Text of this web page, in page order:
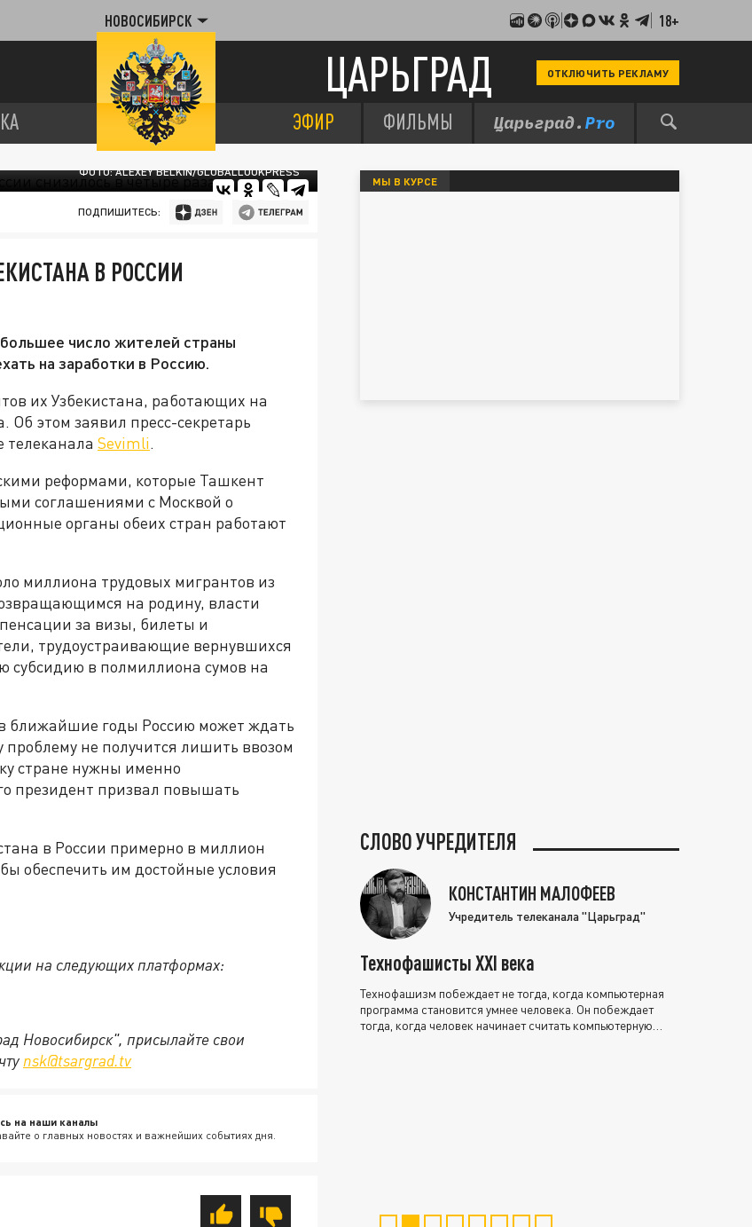
НОВОСИБИРСК 18+
ЦАРЬГРАД ОТКЛЮЧИТЬ РЕКЛАМУ
ЭФИР ФИЛЬМЫ
ФОТО: ALEXEY BELKIN/GLOBALLOOKPRESS
ПОДПИШИТЕСЬ:
В РОССИИ
число жителей страны
на заработки в Россию.
их Узбекистана, работающих на
Об этом заявил пресс-секретарь
телеканала Sevimli.
реформами, которые Ташкент
соглашениями с Москвой о
органы обеих стран работают
миллиона трудовых мигрантов из
на родину, власти
за визы, билеты и
трудоустраивающие вернувшихся
субсидию в полмиллиона сумов на
ближайшие годы Россию может ждать
не получится лишить ввозом
стране нужны именно
президент призвал повышать
в России примерно в миллион
обеспечить им достойные условия
на следующих платформах:
Новосибирск", присылайте свои
nsk@tsargrad.tv
на наши каналы
о главных новостях и важнейших событиях дня.
МЫ В КУРСЕ
СЛОВО УЧРЕДИТЕЛЯ
КОНСТАНТИН МАЛОФЕЕВ
Учредитель телеканала "Царьград"
Технофашисты XXI века
Технофашизм побеждает не тогда, когда компьютерная
программа становится умнее человека. Он побеждает
тогда, когда человек начинает считать компьютерную